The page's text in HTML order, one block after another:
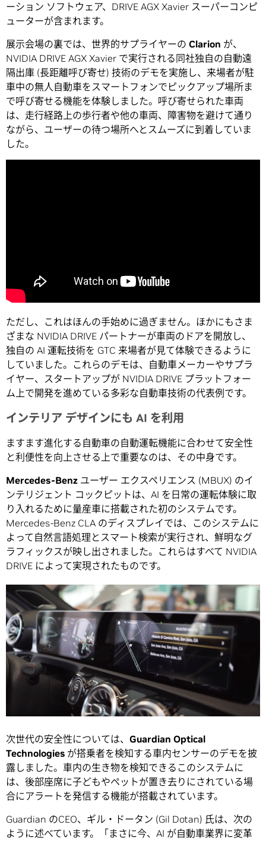
ーション ソフトウェア、DRIVE AGX Xavier スーパーコンピ
ューターが含まれます。
展示会場の裏では、世界的サプライヤーの Clarion が、
NVIDIA DRIVE AGX Xavier で実行される同社独自の自動遠
隔出庫 (長距離呼び寄せ) 技術のデモを実施し、来場者が駐
車中の無人自動車をスマートフォンでピックアップ場所ま
で呼び寄せる機能を体験しました。呼び寄せられた車両
は、走行経路上の歩行者や他の車両、障害物を避けて通り
ながら、ユーザーの待つ場所へとスムーズに到着していま
した。
ただし、これはほんの手始めに過ぎません。ほかにもさま
ざまな NVIDIA DRIVE パートナーが車両のドアを開放し、
独自の AI 運転技術を GTC 来場者が見て体験できるように
していました。これらのデモは、自動車メーカーやサプラ
イヤー、スタートアップが NVIDIA DRIVE プラットフォー
ム上で開発を進めている多彩な自動車技術の代表例です。
インテリア デザインにも AI を利用
ますます進化する自動車の自動運転機能に合わせて安全性
と利便性を向上させる上で重要なのは、その中身です。
Mercedes-Benz ユーザー エクスペリエンス (MBUX) のイ
ンテリジェント コックピットは、AI を日常の運転体験に取
り入れるために量産車に搭載された初のシステムです。
Mercedes-Benz CLA のディスプレイでは、このシステムに
よって自然言語処理とスマート検索が実行され、鮮明なグ
ラフィックスが映し出されました。これらはすべて NVIDIA
DRIVE によって実現されたものです。
次世代の安全性については、 Guardian Optical
Technologies が搭乗者を検知する車内センサーのデモを披
露しました。車内の生き物を検知できるこのシステムに
は、後部座席に子どもやペットが置き去りにされている場
合にアラートを発信する機能が搭載されています。
Guardian のCEO、ギル・ドータン (Gil Dotan) 氏は、次の
ように述べています。「まさに今、AI が自動車業界に変革